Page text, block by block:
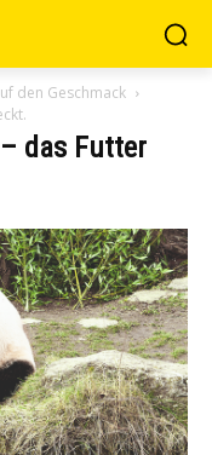
den Geschmack
das Futter